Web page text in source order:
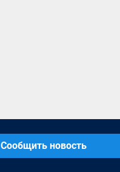
Сообщить новость